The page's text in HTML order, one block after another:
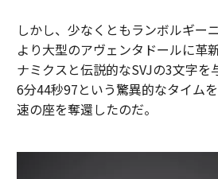
しかし、少なくともランボルギー
より大型のアヴェンタドールに革
ナミクスと伝説的なSVJの3文字を
6分44秒97という驚異的なタイム
速の座を奪還したのだ。